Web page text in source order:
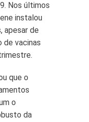
Nos últimos
instalou
apesar de
de vacinas
que o
o
da